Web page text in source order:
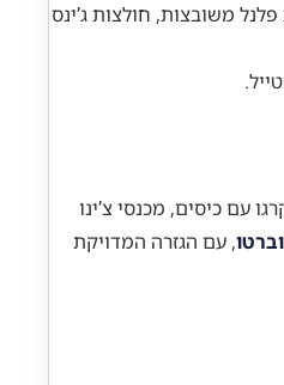
משובצות, חולצות ג’ינס
עם כיסים, מכנסי צ’ינו
, עם הגזרה המדויקת